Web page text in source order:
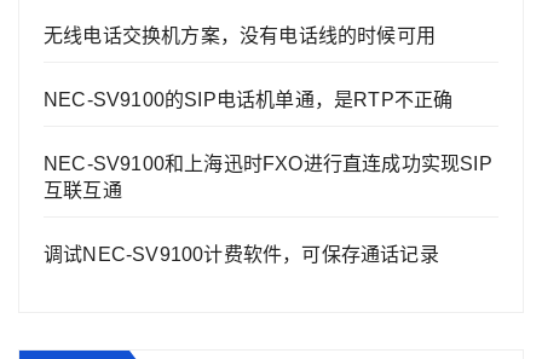
无线电话交换机方案，没有电话线的时候可用
NEC-SV9100的SIP电话机单通，是RTP不正确
NEC-SV9100和上海迅时FXO进行直连成功实现SIP
互联互通
调试NEC-SV9100计费软件，可保存通话记录